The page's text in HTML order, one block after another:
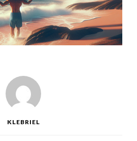
KLEBRIEL